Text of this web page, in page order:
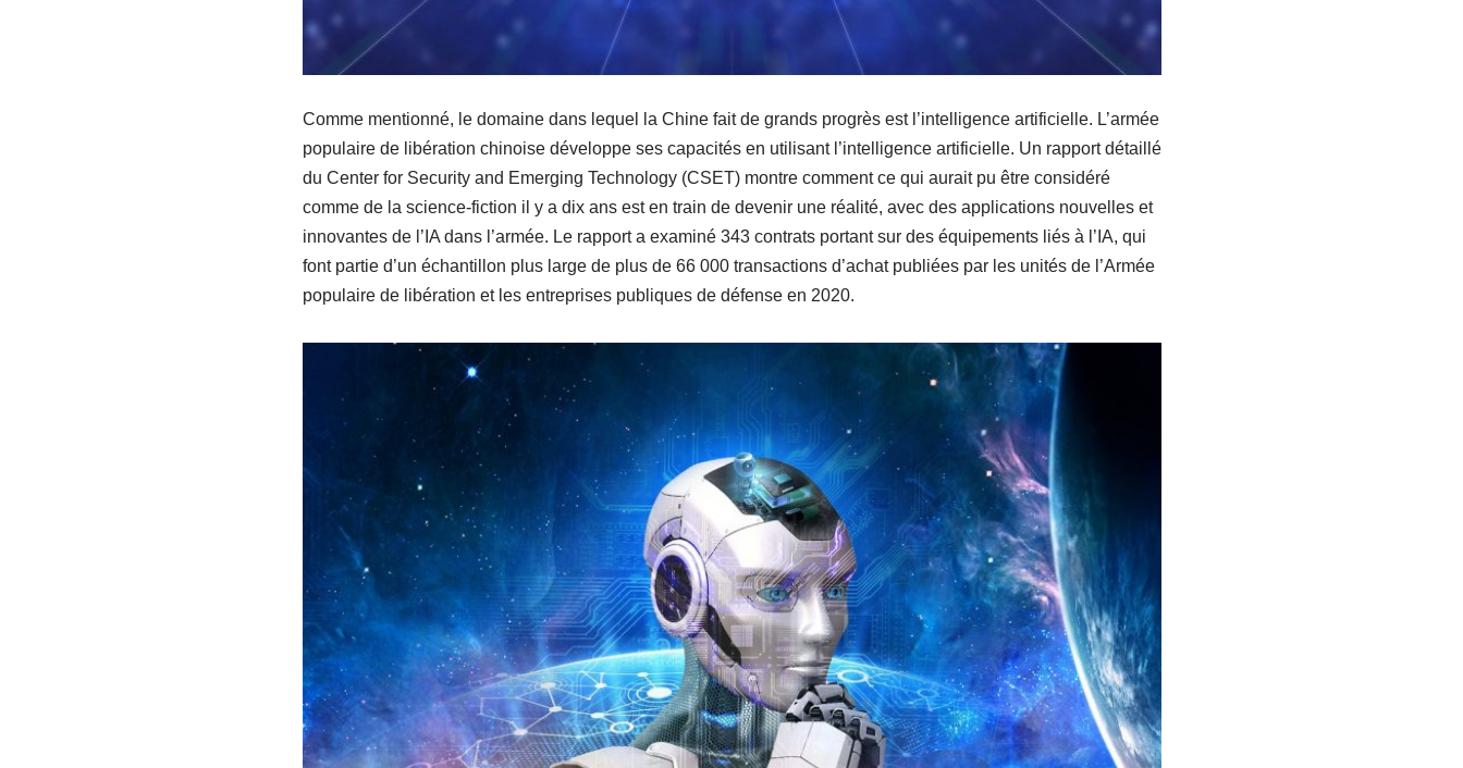
Comme mentionné, le domaine dans lequel la Chine fait de grands progrès est l’intelligence artificielle. L’armée
populaire de libération chinoise développe ses capacités en utilisant l’intelligence artificielle. Un rapport détaillé
du Center for Security and Emerging Technology (CSET) montre comment ce qui aurait pu être considéré
comme de la science-fiction il y a dix ans est en train de devenir une réalité, avec des applications nouvelles et
innovantes de l’IA dans l’armée. Le rapport a examiné 343 contrats portant sur des équipements liés à l’IA, qui
font partie d’un échantillon plus large de plus de 66 000 transactions d’achat publiées par les unités de l’Armée
populaire de libération et les entreprises publiques de défense en 2020.